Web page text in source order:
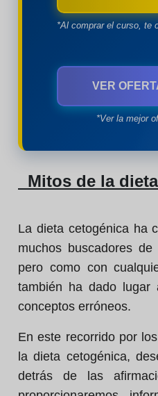
*Al comprar el curso, te
VER
*Ver la mejor
Mitos de la
La dieta cetogénica ha
muchos buscadores
pero como con
también ha dado
conceptos erróneos.
En este recorrido por
la dieta cetogénica,
detrás de las